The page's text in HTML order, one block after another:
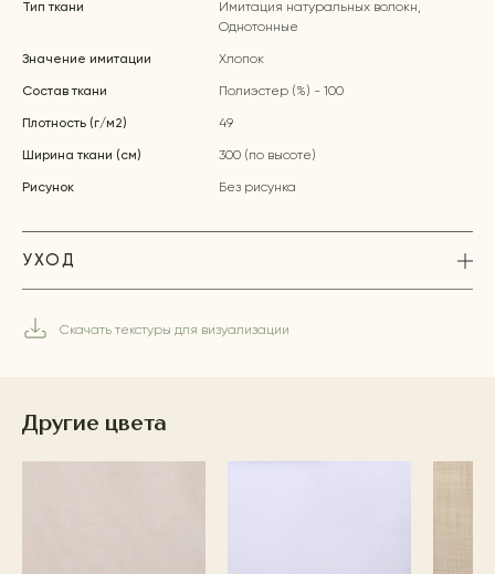
Тип ткани
Имитация натуральных волокн,
Однотонные
Значение имитации Хлопок
Состав ткани Полиэстер (%) - 100
Плотность (г/м2) 49
Ширина ткани (см) 300 (по высоте)
Рисунок Без рисунка
УХОД
Скачать текстуры для визуализации
Другие цвета